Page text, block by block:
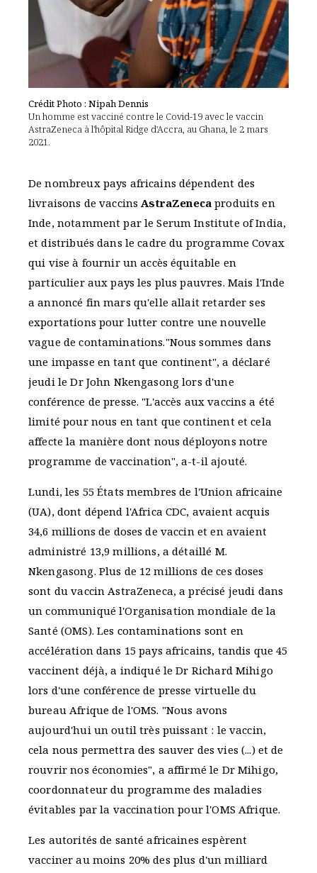
Crédit Photo : Nipah Dennis
Un homme est vacciné contre le Covid-19 avec le vaccin
AstraZeneca à l'hôpital Ridge d'Accra, au Ghana, le 2 mars
2021.
De nombreux pays africains dépendent des
livraisons de vaccins AstraZenecaproduits en
Inde, notamment par le Serum Institute of India,
et distribués dans le cadre du programme Covax
qui vise à fournir un accès équitable en
particulier aux pays les plus pauvres. Mais l'Inde
a annoncé fin mars qu'elle allait retarder ses
exportations pour lutter contre une nouvelle
vague de contaminations."Nous sommes dans
une impasse en tant que continent", a déclaré
jeudi le Dr John Nkengasong lors d'une
conférence de presse. "L'accès aux vaccins a été
limité pour nous en tant que continent et cela
affecte la manière dont nous déployons notre
programme de vaccination", a-t-il ajouté.
Lundi, les 55 États membres de l'Union africaine
(UA), dont dépend l'Africa CDC, avaient acquis
34,6 millions de doses de vaccin et en avaient
administré 13,9 millions, a détaillé M.
Nkengasong. Plus de 12 millions de ces doses
sont du vaccin AstraZeneca, a précisé jeudi dans
un communiqué l'Organisation mondiale de la
Santé (OMS). Les contaminations sont en
accélération dans 15 pays africains, tandis que 45
vaccinent déjà, a indiqué le Dr Richard Mihigo
lors d'une conférence de presse virtuelle du
bureau Afrique de l'OMS. "Nous avons
aujourd'hui un outil très puissant : le vaccin,
cela nous permettra des sauver des vies (...) et de
rouvrir nos économies", a affirmé le Dr Mihigo,
coordonnateur du programme des maladies
évitables par la vaccination pour l'OMS Afrique.
Les autorités de santé africaines espèrent
vacciner au moins 20% des plus d'un milliard